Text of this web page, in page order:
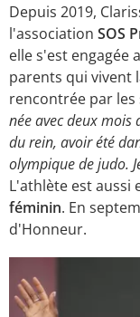
Depuis 2019,
l'association SOS
elle s'est engagée
parents qui vivent
rencontrée par les
née avec deux mois
du rein, avoir été
olympique de judo.
L'athlète est aussi
féminin. En
d'Honneur.